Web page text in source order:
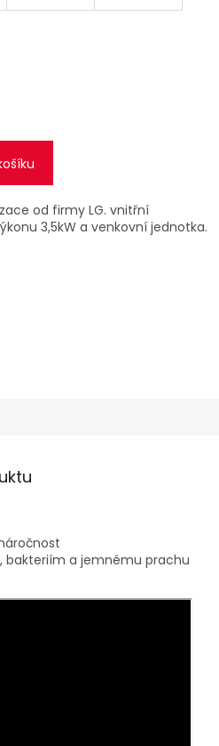
od firmy LG. vnitřní
3,5kW a venkovní jednotka.
bakteriím a jemnému prachu